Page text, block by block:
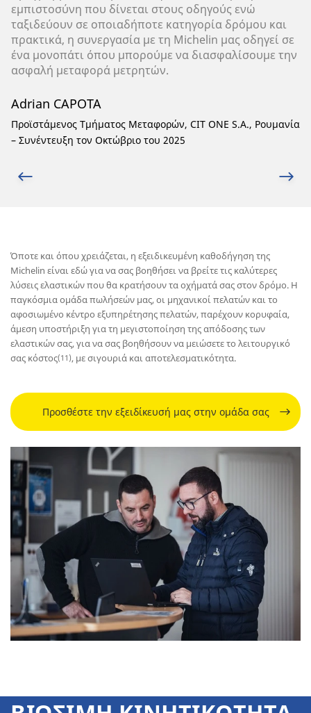
εμπιστοσύνη που δίνεται στους οδηγούς ενώ
ταξιδεύουν σε οποιαδήποτε κατηγορία δρόμου και
πρακτικά, η συνεργασία με τη Michelin μας οδηγεί σε
ένα μονοπάτι όπου μπορούμε να διασφαλίσουμε την
ασφαλή μεταφορά μετρητών.
Adrian CAPOTA
Προϊστάμενος Τμήματος Μεταφορών, CIT ONE S.A., Ρουμανία
– Συνέντευξη τον Οκτώβριο του 2025
Όποτε και όπου χρειάζεται, η εξειδικευμένη καθοδήγηση της
Michelin είναι εδώ για να σας βοηθήσει να βρείτε τις καλύτερες
λύσεις ελαστικών που θα κρατήσουν τα οχήματά σας στον δρόμο. Η
παγκόσμια ομάδα πωλήσεών μας, οι μηχανικοί πελατών και το
αφοσιωμένο κέντρο εξυπηρέτησης πελατών, παρέχουν κορυφαία,
άμεση υποστήριξη για τη μεγιστοποίηση της απόδοσης των
ελαστικών σας, για να σας βοηθήσουν να μειώσετε το λειτουργικό
σας κόστος(11), με σιγουριά και αποτελεσματικότητα.
Προσθέστε την εξειδίκευσή μας στην ομάδα σας